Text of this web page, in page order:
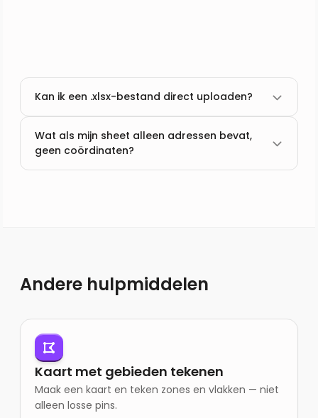
Kan ik een .xlsx-bestand direct uploaden?
Wat als mijn sheet alleen adressen bevat,
geen coördinaten?
Andere hulpmiddelen
Kaart met gebieden tekenen
Maak een kaart en teken zones en vlakken — niet
alleen losse pins.